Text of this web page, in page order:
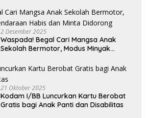
2 Desember 2025
Waspada! Begal Cari Mangsa Anak
Sekolah Bermotor, Modus Minyak
21 Oktober 2025
Kodam I/BB Luncurkan Kartu Berobat
Gratis bagi Anak Panti dan Disabilitas